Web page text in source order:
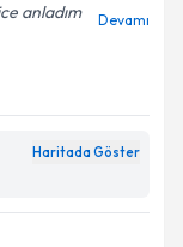
anladım
Devamı
Haritada Göster